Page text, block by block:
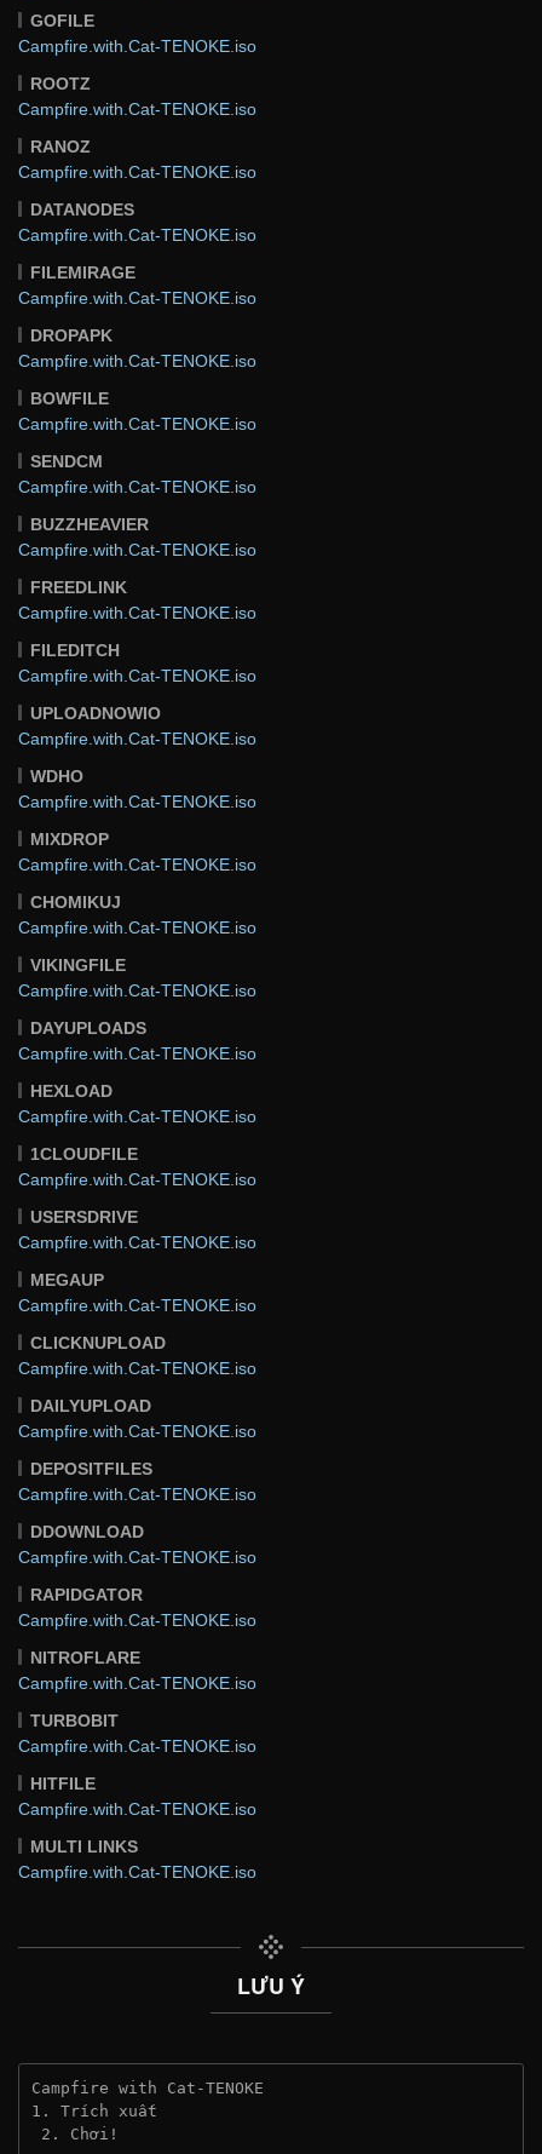
GOFILE
Campfire.with.Cat-TENOKE.iso
ROOTZ
Campfire.with.Cat-TENOKE.iso
RANOZ
Campfire.with.Cat-TENOKE.iso
DATANODES
Campfire.with.Cat-TENOKE.iso
FILEMIRAGE
Campfire.with.Cat-TENOKE.iso
DROPAPK
Campfire.with.Cat-TENOKE.iso
BOWFILE
Campfire.with.Cat-TENOKE.iso
SENDCM
Campfire.with.Cat-TENOKE.iso
BUZZHEAVIER
Campfire.with.Cat-TENOKE.iso
FREEDLINK
Campfire.with.Cat-TENOKE.iso
FILEDITCH
Campfire.with.Cat-TENOKE.iso
UPLOADNOWIO
Campfire.with.Cat-TENOKE.iso
WDHO
Campfire.with.Cat-TENOKE.iso
MIXDROP
Campfire.with.Cat-TENOKE.iso
CHOMIKUJ
Campfire.with.Cat-TENOKE.iso
VIKINGFILE
Campfire.with.Cat-TENOKE.iso
DAYUPLOADS
Campfire.with.Cat-TENOKE.iso
HEXLOAD
Campfire.with.Cat-TENOKE.iso
1CLOUDFILE
Campfire.with.Cat-TENOKE.iso
USERSDRIVE
Campfire.with.Cat-TENOKE.iso
MEGAUP
Campfire.with.Cat-TENOKE.iso
CLICKNUPLOAD
Campfire.with.Cat-TENOKE.iso
DAILYUPLOAD
Campfire.with.Cat-TENOKE.iso
DEPOSITFILES
Campfire.with.Cat-TENOKE.iso
DDOWNLOAD
Campfire.with.Cat-TENOKE.iso
RAPIDGATOR
Campfire.with.Cat-TENOKE.iso
NITROFLARE
Campfire.with.Cat-TENOKE.iso
TURBOBIT
Campfire.with.Cat-TENOKE.iso
HITFILE
Campfire.with.Cat-TENOKE.iso
MULTI LINKS
Campfire.with.Cat-TENOKE.iso
LƯU Ý
Campfire with Cat-TENOKE
1. Trích xuất
2. Chơi!